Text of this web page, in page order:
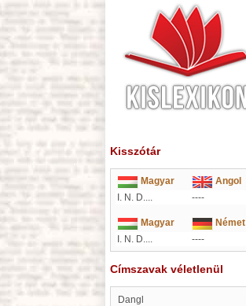
Kisszótár
Magyar
Angol
I. N. D....
----
Magyar
Német
I. N. D....
----
Címszavak véletlenül
Dangl